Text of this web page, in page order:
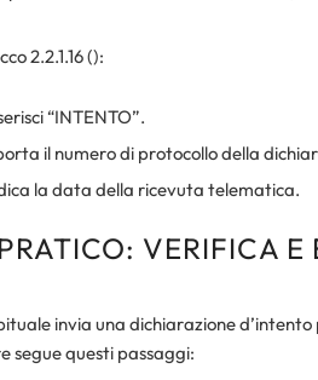
2.2.1.16 ():
“INTENTO”.
il numero di protocollo della
la data della ricevuta telematica.
VERIFICA E
invia una dichiarazione
segue questi passaggi: